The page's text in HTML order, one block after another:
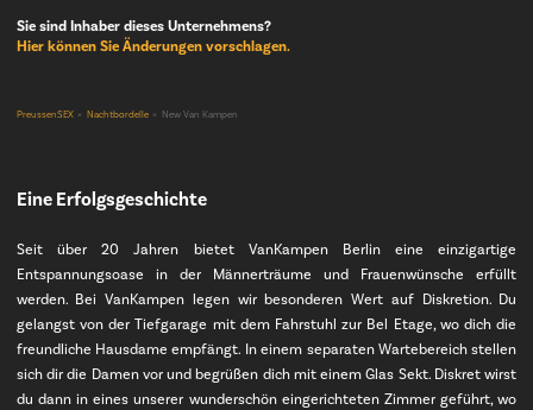
Sie sind Inhaber dieses Unternehmens?
Hier können Sie Änderungen vorschlagen.
PreussenSEX Nachtbordelle New Van Kampen
Eine Erfolgsgeschichte
Seit über 20 Jahren bietet VanKampen Berlin eine einzigartige
Entspannungsoase in der Männerträume und Frauenwünsche erfüllt
werden. Bei VanKampen legen wir besonderen Wert auf Diskretion. Du
gelangst von der Tiefgarage mit dem Fahrstuhl zur Bel Etage, wo dich die
freundliche Hausdame empfängt. In einem separaten Wartebereich stellen
sich dir die Damen vor und begrüßen dich mit einem Glas Sekt. Diskret wirst
du dann in eines unserer wunderschön eingerichteten Zimmer geführt, wo